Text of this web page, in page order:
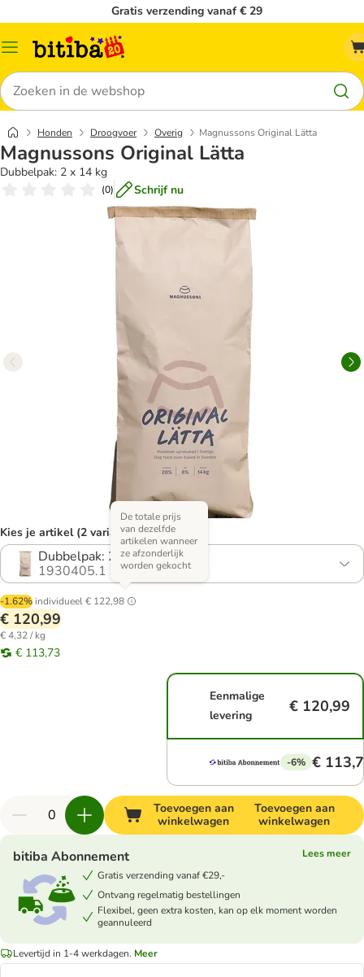
Gratis verzending vanaf € 29
Catalogusmenu
Zoeken
Honden Droogvoer Overig Magnussons Original Lätta
Magnussons Original Lätta
Dubbelpak: 2 x 14 kg
(0) Schrijf nu
Kies je artikel (2 varianten)
Dubbelpak: 2 x 14 kg
1930405.1
-1.62% individueel€ 122,98
De totale prijs
van dezelfde
artikelen wanneer
ze afzonderlijk
worden gekocht
€ 120,99
€ 4,32 / kg
€ 113,73
Eenmalige
levering
€ 120,99
-6% €
Toevoegen aan
winkelwagen
Toevoegen aan
winkelwagen
bitiba Abonnement
Lees meer
Gratis verzending vanaf €29,-
Ontvang regelmatig bestellingen
Flexibel, geen extra kosten, kan op elk moment worden
geannuleerd
Levertijd in 1-4 werkdagen. Meer